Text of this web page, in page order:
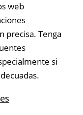
web
precisa. Tenga
si